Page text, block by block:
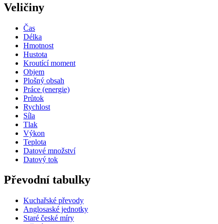
Veličiny
Čas
Délka
Hmotnost
Hustota
Kroutící moment
Objem
Plošný obsah
Práce (energie)
Průtok
Rychlost
Síla
Tlak
Výkon
Teplota
Datové množství
Datový tok
Převodní tabulky
Kuchařské převody
Anglosaské jednotky
Staré české míry